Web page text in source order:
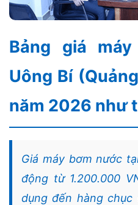
Bảng giá
Uông Bí
năm 2026 như
Giá máy bơm nước
động từ 1.200.000
dụng đến hàng